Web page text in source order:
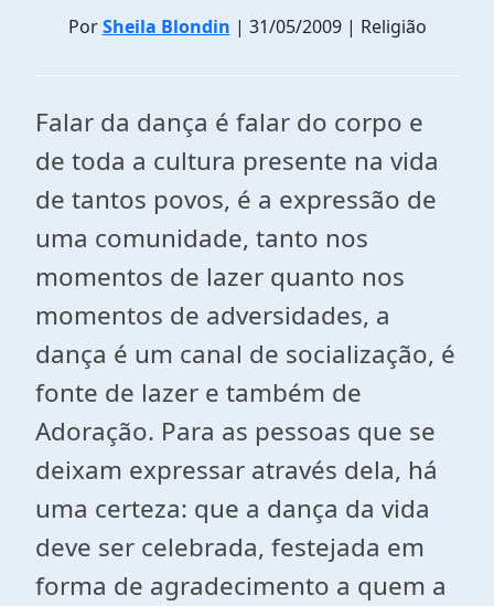
PorSheila Blondin | 31/05/2009 | Religião
Falar da dança é falar do corpo e
de toda a cultura presente na vida
de tantos povos, é a expressão de
uma comunidade, tanto nos
momentos de lazer quanto nos
momentos de adversidades, a
dança é um canal de socialização, é
fonte de lazer e também de
Adoração. Para as pessoas que se
deixam expressar através dela, há
uma certeza: que a dança da vida
deve ser celebrada, festejada em
forma de agradecimento a quem a